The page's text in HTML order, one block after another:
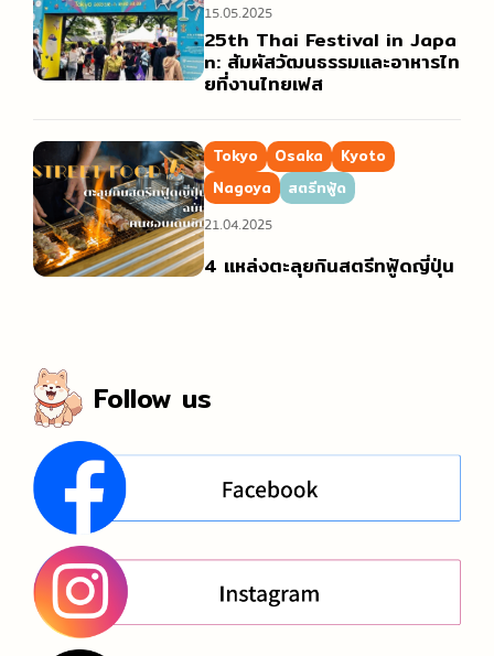
25th Thai Festival in Japa
n: สัมผัสวัฒนธรรมและอาหารไท
ยที่งานไทยเฟส
15.05.2025
Tokyo Osaka
Kyoto
Nagoya
สตรีทฟู้ด
4 แหล่งตะลุยกินสตรีทฟู้ดญี่ปุ่น
21.04.2025
Follow us